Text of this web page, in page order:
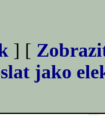
] [
jako